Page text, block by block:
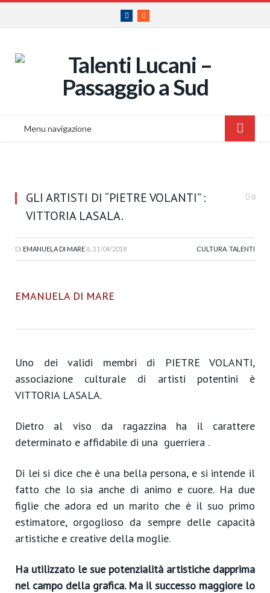
Facebook
RSS
Menu navigazione
GLI ARTISTI DI “PIETRE VOLANTI” :
VITTORIA LASALA.
0
DI EMANUELA DI MARE IL 11/04/2018 CULTURA TALENTI
EMANUELA DI MARE
Uno dei validi membri di PIETRE VOLANTI,
associazione culturale di artisti potentini è
VITTORIA LASALA.
Dietro al viso da ragazzina ha il carattere
determinato e affidabile di una guerriera .
Di lei si dice che è una bella persona, e si intende il
fatto che lo sia anche di animo e cuore. Ha due
figlie che adora ed un marito che è il suo primo
estimatore, orgoglioso da sempre delle capacità
artistiche e creative della moglie.
Ha utilizzato le sue potenzialità artistiche dapprima
nel campo della grafica. Ma il successo maggiore lo